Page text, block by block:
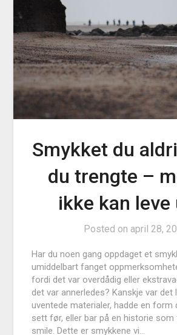
Smykket du
du trengte –
ikke kan leve
Posted on april 28,
Har du noen gang oppdaget et
umiddelbart fanget
fordi det var overdådig eller
det var annerledes? Kanskje var det
uventede materialer, hadde en form
sett før, eller bar på en historie som
smile. Dette er smykkene vi…